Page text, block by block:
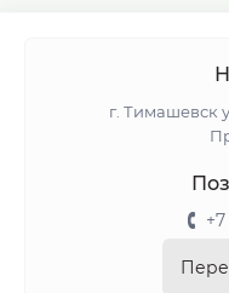
г. Тимашевск